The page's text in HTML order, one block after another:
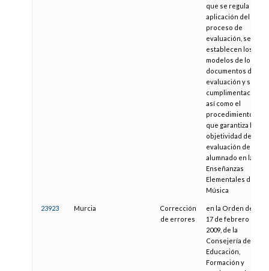
que se regula la
aplicación del
proceso de
evaluación, se
establecen los
modelos de los
documentos de
evaluación y su
cumplimentación
así como el
procedimiento
que garantiza la
objetividad de la
evaluación del
alumnado en las
Enseñanzas
Elementales de
Música
23923 Murcia
Corrección
de errores
en la Orden de
17 de febrero de
2009, de la
Consejería de
Educación,
Formación y